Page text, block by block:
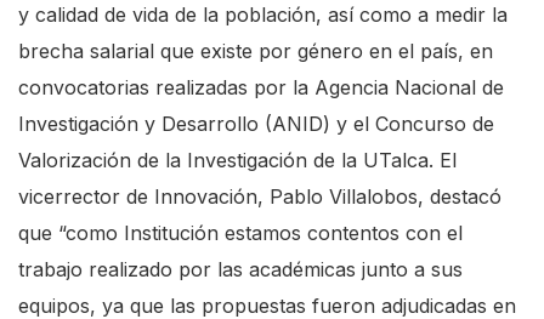
y calidad de vida de la población, así como a medir la
brecha salarial que existe por género en el país, en
convocatorias realizadas por la Agencia Nacional de
Investigación y Desarrollo (ANID) y el Concurso de
Valorización de la Investigación de la UTalca. El
vicerrector de Innovación, Pablo Villalobos, destacó
que “como Institución estamos contentos con el
trabajo realizado por las académicas junto a sus
equipos, ya que las propuestas fueron adjudicadas en